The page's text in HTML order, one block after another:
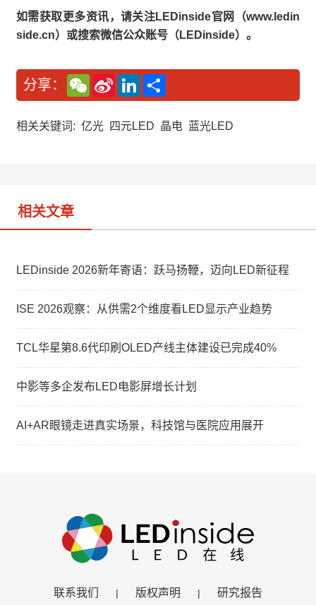
如需获取更多资讯，请关注LEDinside官网（www.ledin
side.cn）或搜索微信公众账号（LEDinside）。
分享：
W
e
C
a
S
n
W
L
n
e
相关关键词: 亿光 四元LED 晶电 蓝光LED
相关文章
LEDinside 2026新年寄语：跃马扬鞭，迈向LED新征程
ISE 2026观察：从供需2个维度看LED显示产业趋势
TCL华星第8.6代印刷OLED产线主体建设已完成40%
中影等多企发布LED电影屏增长计划
AI+AR眼镜走进真实场景，科技馆与医院应用展开
联系我们 | 版权声明 | 研究报告